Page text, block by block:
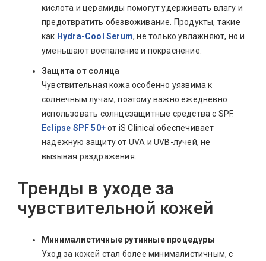
кислота и церамиды помогут удерживать влагу и
предотвратить обезвоживание. Продукты, такие
как Hydra-Cool Serum, не только увлажняют, но и
уменьшают воспаление и покраснение.
Защита от солнца
Чувствительная кожа особенно уязвима к
солнечным лучам, поэтому важно ежедневно
использовать солнцезащитные средства с SPF.
Eclipse SPF 50+от iS Clinical обеспечивает
надежную защиту от UVA и UVB-лучей, не
вызывая раздражения.
Тренды в уходе за
чувствительной кожей
Минималистичные рутинные процедуры
Уход за кожей стал более минималистичным, с